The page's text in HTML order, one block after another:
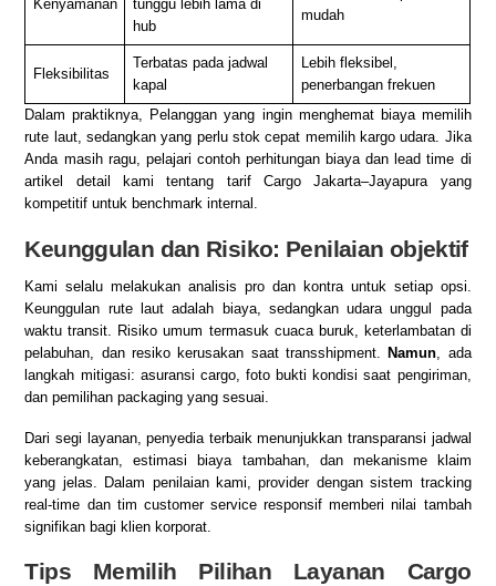
Kenyamanan
tunggu lebih lama di
hub
mudah
Fleksibilitas
Terbatas pada jadwal
kapal
Lebih fleksibel,
penerbangan frekuen
Dalam praktiknya, Pelanggan yang ingin menghemat biaya memilih
rute laut, sedangkan yang perlu stok cepat memilih kargo udara. Jika
Anda masih ragu, pelajari contoh perhitungan biaya dan lead time di
artikel detail kami tentang tarif Cargo Jakarta–Jayapura yang
kompetitif untuk benchmark internal.
Keunggulan dan Risiko: Penilaian objektif
Kami selalu melakukan analisis pro dan kontra untuk setiap opsi.
Keunggulan rute laut adalah biaya, sedangkan udara unggul pada
waktu transit. Risiko umum termasuk cuaca buruk, keterlambatan di
pelabuhan, dan resiko kerusakan saat transshipment.Namun , ada
langkah mitigasi: asuransi cargo, foto bukti kondisi saat pengiriman,
dan pemilihan packaging yang sesuai.
Dari segi layanan, penyedia terbaik menunjukkan transparansi jadwal
keberangkatan, estimasi biaya tambahan, dan mekanisme klaim
yang jelas. Dalam penilaian kami, provider dengan sistem tracking
real-time dan tim customer service responsif memberi nilai tambah
signifikan bagi klien korporat.
Tips Memilih Pilihan Layanan Cargo